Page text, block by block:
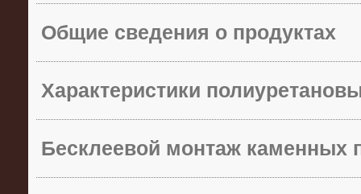
Общие сведения о продуктах
Характеристики
Бесклеевой монтаж каменных